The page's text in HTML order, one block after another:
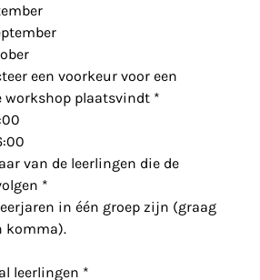
een voorkeur voor een
plaatsvindt *
van de leerlingen die de
*
in één groep zijn (graag
komma).
leerlingen *